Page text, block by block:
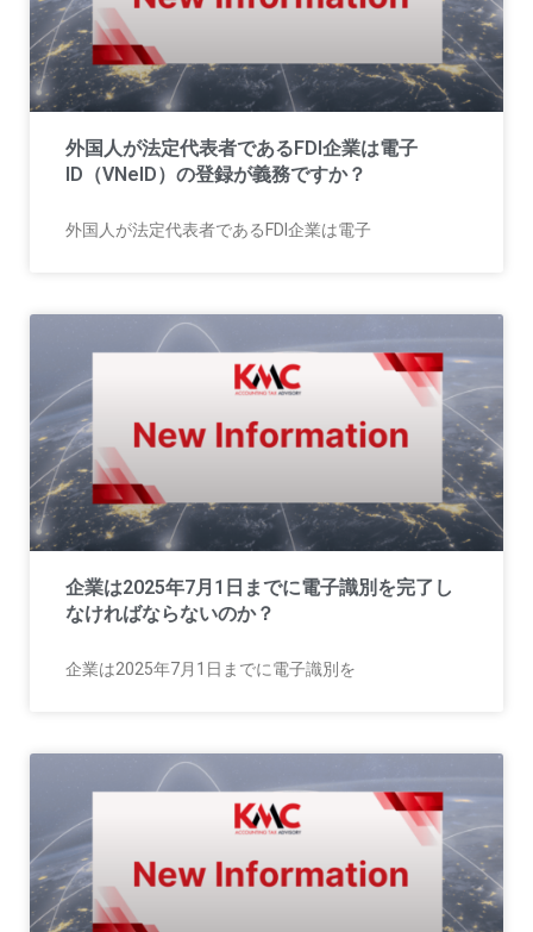
外国人が法定代表者であるFDI企業は電子
ID（VNeID）の登録が義務ですか？
外国人が法定代表者であるFDI企業は電子
企業は2025年7月1日までに電子識別を完了し
なければならないのか？
企業は2025年7月1日までに電子識別を